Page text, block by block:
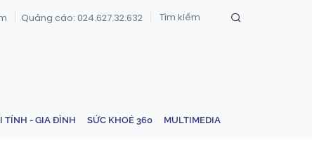
Quảng cáo: 024.627.32.632
TÍNH - GIA ĐÌNH SỨC KHOẺ 360 MULTIMEDIA